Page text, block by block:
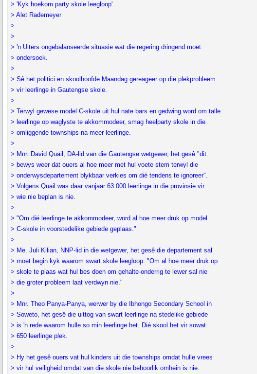
> 'Kyk hoekom party skole leegloop'
> Alet Rademeyer
>
>
> 'n Uiters ongebalanseerde situasie wat die regering dringend moet
> ondersoek.
>
> Sê het politici en skoolhoofde Maandag gereageer op die plekprobleem
> vir leerlinge in Gautengse skole.
>
> Terwyl gewese model C-skole uit hul nate bars en gedwing word om talle
> leerlinge op waglyste te akkommodeer, smag heelparty skole in die
> omliggende townships na meer leerlinge.
>
> Mnr. David Quail, DA-lid van die Gautengse wetgewer, het gesê "dit
> bewys weer dat ouers al hoe meer met hul voete stem terwyl die
> onderwysdepartement blykbaar verkies om dié tendens te ignoreer".
> Volgens Quail was daar vanjaar 63 000 leerlinge in die provinsie vir
> wie nie beplan is nie.
>
> "Om dié leerlinge te akkommodeer, word al hoe meer druk op model
> C-skole in voorstedelike gebiede geplaas."
>
> Me. Juli Kilian, NNP-lid in die wetgewer, het gesê die departement sal
> moet begin kyk waarom swart skole leegloop. "Om al hoe meer druk op
> skole te plaas wat hul bes doen om gehalte-onderrig te lewer sal nie
> die groter probleem laat verdwyn nie."
>
> Mnr. Theo Panya-Panya, werwer by die Ibhongo Secondary School in
> Soweto, het gesê die uittog van swart leerlinge na stedelike gebiede
> is 'n rede waarom hulle so min leerlinge het. Dié skool het vir sowat
> 650 leerlinge plek.
>
> Hy het gesê ouers vat hul kinders uit die townships omdat hulle vrees
> vir hul veiligheid omdat van die skole nie behoorlik omhein is nie.